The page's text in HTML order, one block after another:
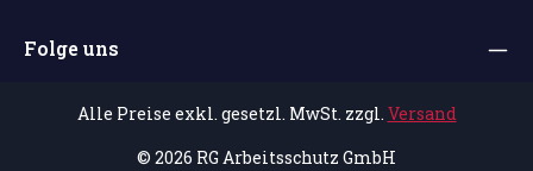
Folge uns
© 2026 RG Arbeitsschutz GmbH
Alle Preise exkl. gesetzl. MwSt. zzgl. Versand